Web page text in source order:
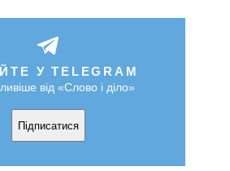
У TELEGRAM
від «Слово і діло»
Підписатися